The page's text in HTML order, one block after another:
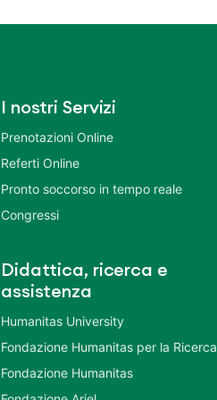
I nostri Servizi
Prenotazioni Online
Referti Online
Pronto soccorso in tempo reale
Congressi
Didattica, ricerca e
assistenza
Humanitas University
Fondazione Humanitas per la Ricerca
Fondazione Humanitas